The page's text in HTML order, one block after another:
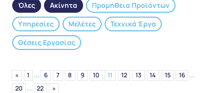
Όλες Ακίνητα
Προμήθεια Προϊόντων
Υπηρεσίες
Μελέτες
Τεχνικά Έργα
Θέσεις Εργασίας
« 1 ... 6 7 8 9 10 11 12 13 14 15 16 ...
20 ... 22 »